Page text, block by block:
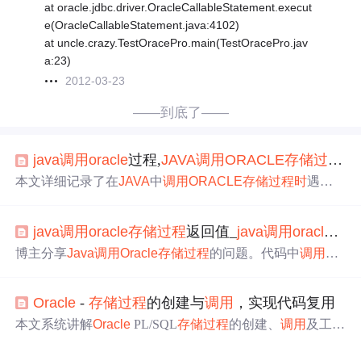
at oracle.jdbc.driver.OracleCallableStatement.execut
e(OracleCallableStatement.java:4102)
at uncle.crazy.TestOracePro.main(TestOracePro.jav
a:23)
2012-03-23
——到底了——
java调用oracle过程,JAVA调用 ORACLE存储过程
本文详细记录了在JAVA中调用ORACLE存储过程时遇到
设置或存储过程本身有关。解决思路包括检查存储过程 参
数的传递方式和顺序，确保从0开始计数。
java调用oracle存储过程返回值_ java调用oracle 存
博主分享Java调用Oracle存储过程的问题。代码中调用 存
改参数类型后仍出错，而调用存储函数能返回正确值，希
望有人帮忙解决。
Oracle -存储过程的创建与调用 ，实现代码复用
本文系统讲解Oracle PL/SQL存储过程的创建、调用 及工程